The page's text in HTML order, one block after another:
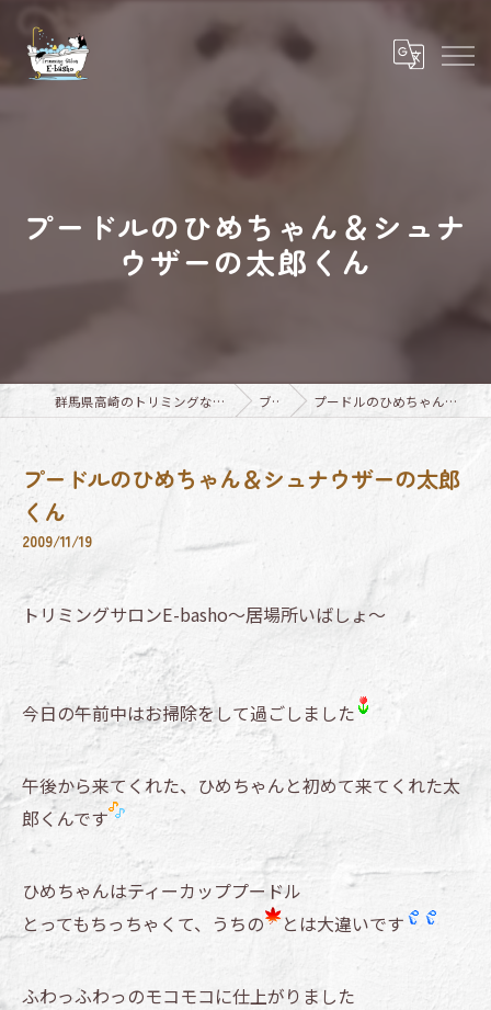
プードルのひめちゃん＆シュナ
ウザーの太郎くん
群馬県高崎のトリミングならTrimming Salon E-basho ブログ プードルのひめちゃん＆シュナウザーの太郎くん
プードルのひめちゃん＆シュナウザーの太郎
くん
2009/11/19
トリミングサロンE-basho～居場所いばしょ～
今日の午前中はお掃除をして過ごしました
午後から来てくれた、ひめちゃんと初めて来てくれた太
郎くんです
ひめちゃんはティーカッププードル
とってもちっちゃくて、うちの
とは大違いです
ふわっふわっのモコモコに仕上がりました